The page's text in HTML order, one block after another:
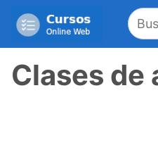
Clases de